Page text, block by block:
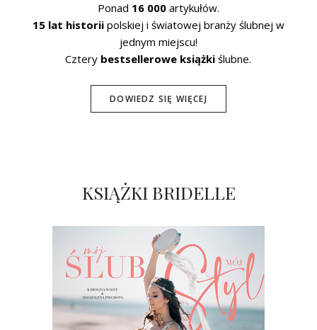
Ponad 16 000artykułów.
15 lat historiipolskiej i światowej branży ślubnej w
jednym miejscu!
Cztery bestsellerowe książki ślubne.
DOWIEDZ SIĘ WIĘCEJ
KSIĄŻKI BRIDELLE